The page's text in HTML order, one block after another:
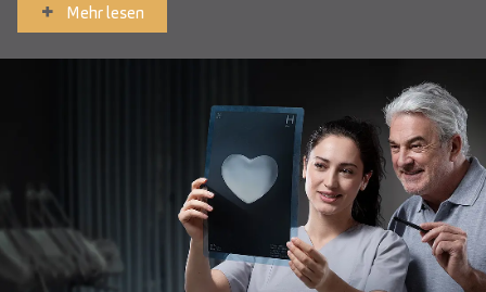
Mehr lesen